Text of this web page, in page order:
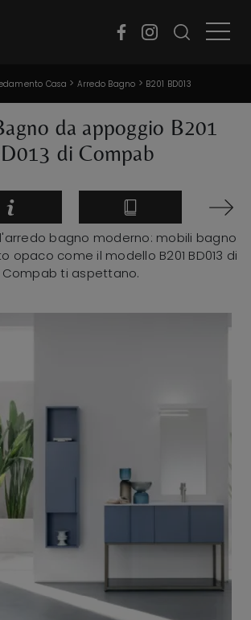
Casa > Arredo Bagno > B201 BD013
da appoggio B201
di Compab
bagno moderno: mobili bagno
opaco come il modello B201 BD013 di
Compab ti aspettano.